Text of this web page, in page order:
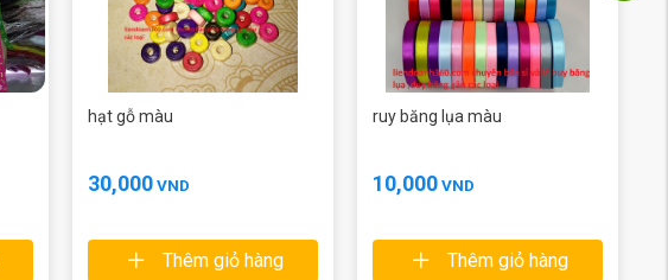
hạt gỗ màu
30,000VND
Thêm giỏ hàng
ruy băng lụa màu
10,000VND
Thêm giỏ hàng